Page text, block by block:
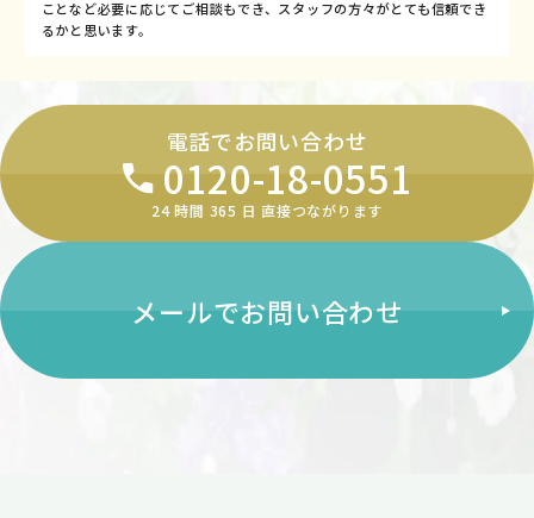
ことなど必要に応じてご相談もでき、スタッフの方々がとても信頼でき
るかと思います。
電話でお問い合わせ
0120-18-0551
24 時間 365 ⽇ 直接つながります
メールでお問い合わせ